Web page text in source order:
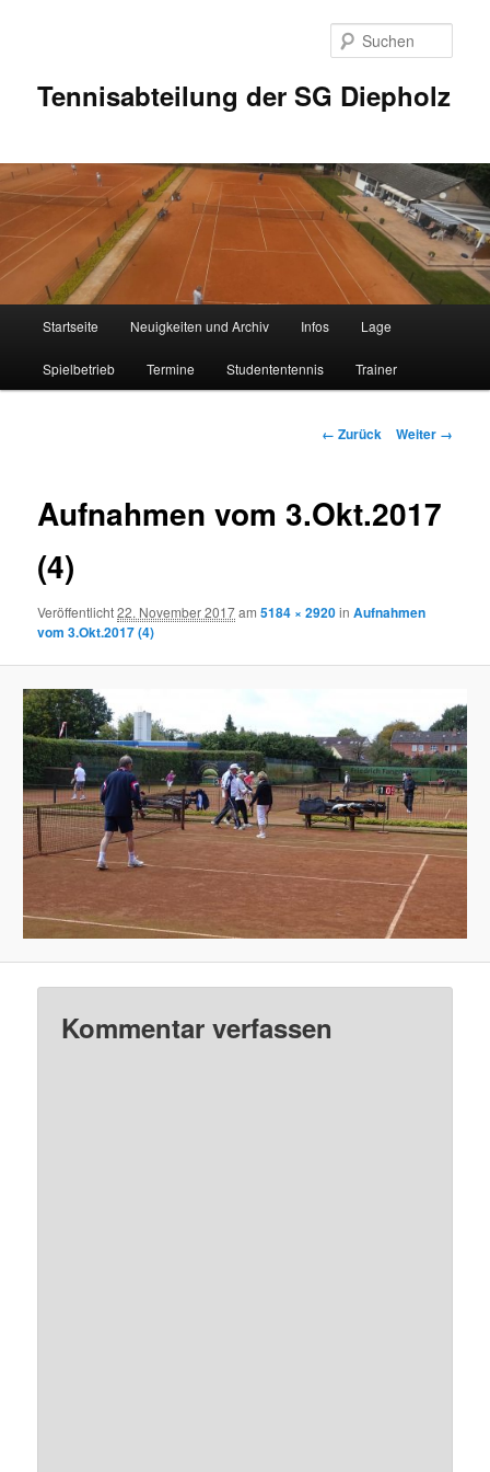
Tennisabteilung der SG Diepholz
Startseite Neuigkeiten und Archiv Infos Lage
Spielbetrieb Termine Studententennis Trainer
Bilder-
← Zurück Weiter →
Aufnahmen vom 3.Okt.2017
(4)
Veröffentlicht22. November 2017am5184 × 2920inAufnahmen
vom 3.Okt.2017 (4)
Kommentar verfassen